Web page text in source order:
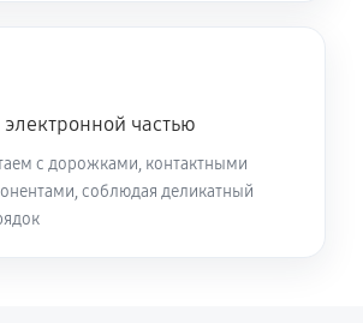
частью
с дорожками, контактными
соблюдая деликатный